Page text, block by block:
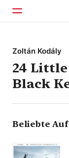
Startseite
Suchen
Zoltán Kodály
24
Black
Beliebte